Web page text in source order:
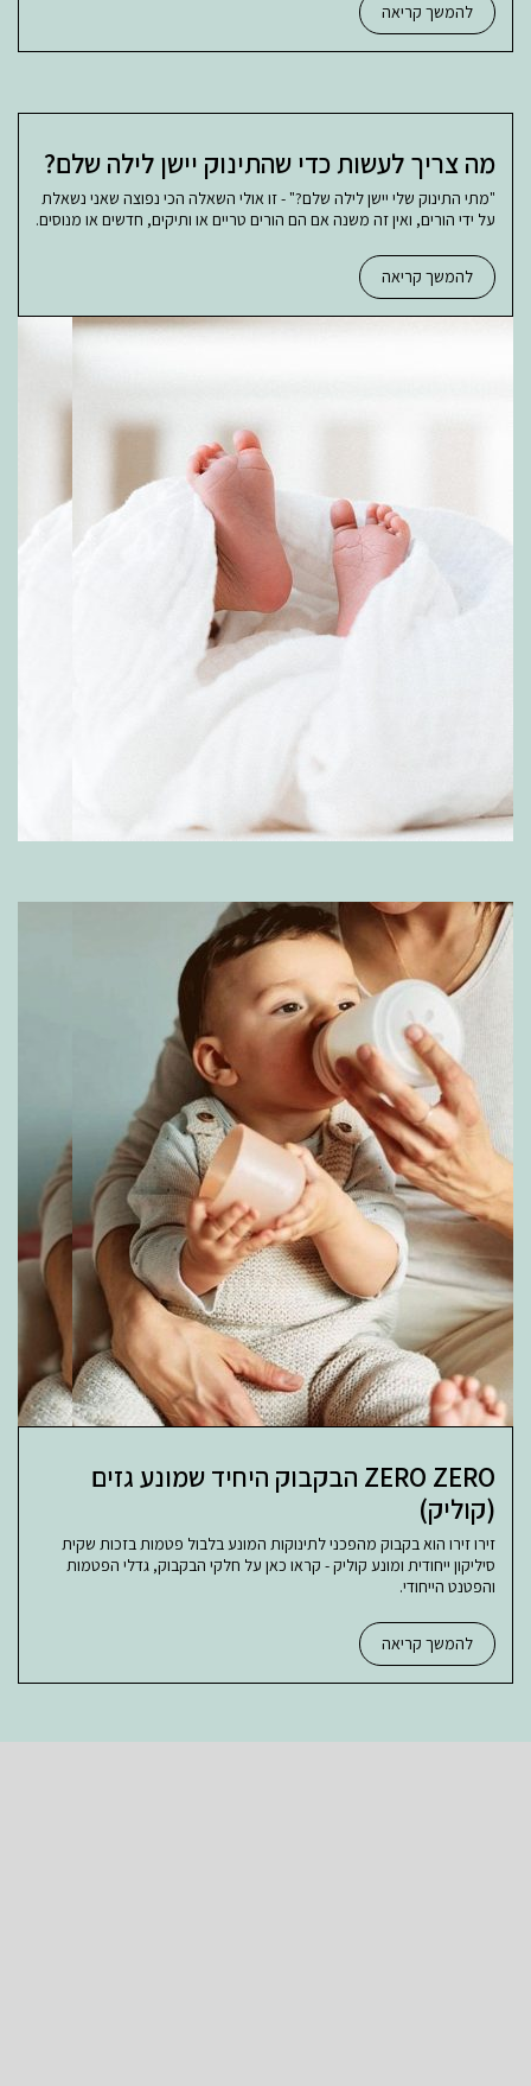
להמשך קריאה
מה צריך לעשות כדי שהתינוק יישן לילה שלם?
"מתי התינוק שלי יישן לילה שלם?" - זו אולי השאלה הכי נפוצה שאני נשאלת
על ידי הורים, ואין זה משנה אם הם הורים טריים או ותיקים, חדשים או מנוסים.
להמשך קריאה
ZERO ZERO הבקבוק היחיד שמונע גזים
(קוליק)
זירו זירו הוא בקבוק מהפכני לתינוקות המונע בלבול פטמות בזכות שקית
סיליקון ייחודית ומונע קוליק - קראו כאן על חלקי הבקבוק, גדלי הפטמות
והפטנט הייחודי.
להמשך קריאה